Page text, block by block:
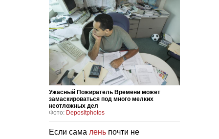
Ужасный Пожиратель Времени может
замаскироваться под много мелких
неотложных дел
Фото: Depositphotos
Если сама лень почти не